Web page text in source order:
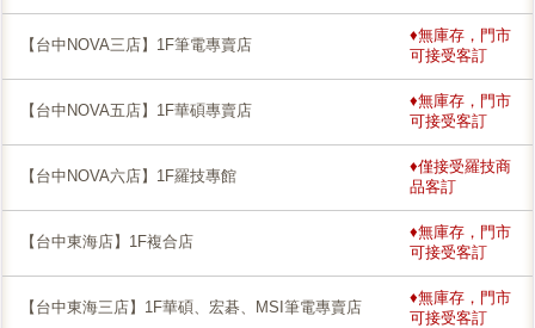
【台中NOVA三店】1F筆電專賣店
♦無庫存，門市
可接受客訂
【台中NOVA五店】1F華碩專賣店
♦無庫存，門市
可接受客訂
【台中NOVA六店】1F羅技專館
♦僅接受羅技商
品客訂
【台中東海店】1F複合店
♦無庫存，門市
可接受客訂
【台中東海三店】1F華碩、宏碁、MSI筆電專賣店
♦無庫存，門市
可接受客訂